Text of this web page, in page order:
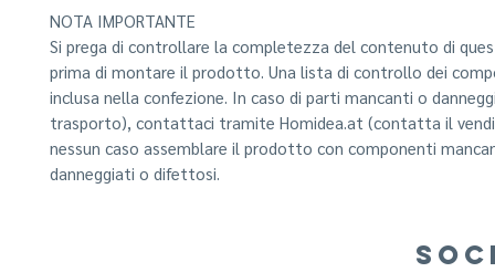
NOTA IMPORTANTE
Si prega di controllare la completezza del contenuto di
prima di montare il prodotto. Una lista di controllo dei
inclusa nella confezione. In caso di parti mancanti o
trasporto), contattaci tramite Homidea.at (contatta il
nessun caso assemblare il prodotto con componenti
danneggiati o difettosi.